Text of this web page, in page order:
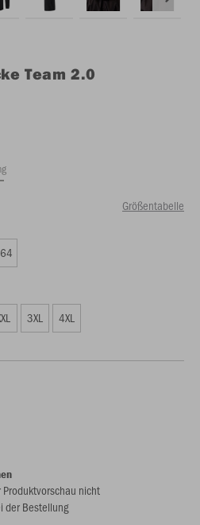
Team 2.0
Größentabelle
3XL 4XL
nicht
der Bestellung